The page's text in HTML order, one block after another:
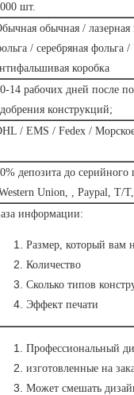
шт.
обычная / лазерная
/ серебряная фольга
коробка
14 рабочих дней после
конструкций;
/ EMS / Fedex /
депозита до серийного
Union, , Paypal, T/
информации:
Размер, который вам
Количество
Сколько типов
Эффект печати
Профессиональный
изготовленные на
Может смешать